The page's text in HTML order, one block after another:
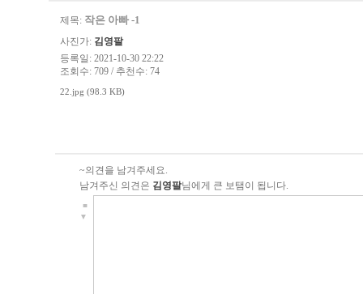
제목: 작은 아빠 -1
사진가: 김영팔
등록일: 2021-10-30 22:22
조회수: 709 / 추천수: 74
22.jpg (98.3 KB)
~의견을 남겨주세요.
남겨주신 의견은 김영팔님에게 큰 보탬이 됩니다.
■
▼